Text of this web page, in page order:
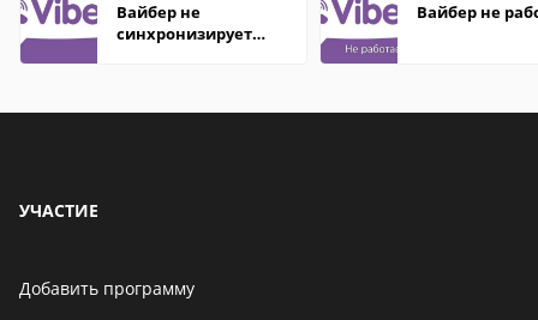
Вайбер не
синхронизирует
Вайбер не
УЧАСТИЕ
Добавить программу